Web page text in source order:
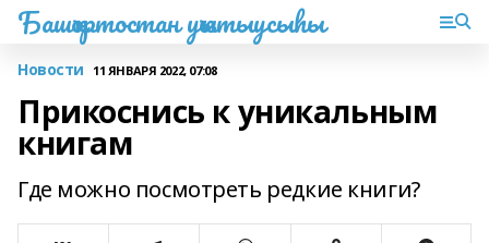
Башҡортостан уҡытыусыһы
Новости 11 ЯНВАРЯ 2022, 07:08
Прикоснись к уникальным
книгам
Где можно посмотреть редкие книги?